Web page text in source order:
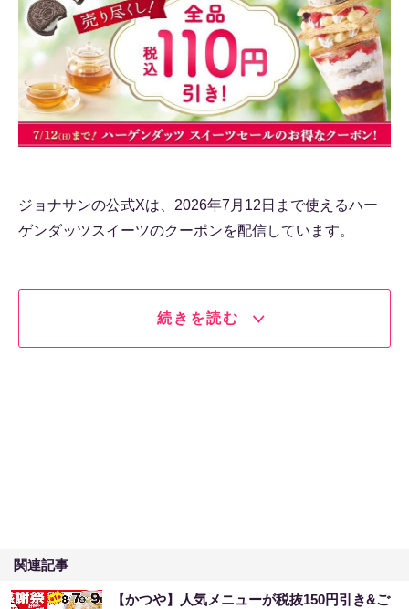
ジョナサンの公式Xは、2026年7月12日まで使えるハー
ゲンダッツスイーツのクーポンを配信しています。
続きを読む
関連記事
【かつや】人気メニューが税抜150円引き&ご